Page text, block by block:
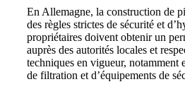
En Allemagne, la construction de
des règles strictes de sécurité et
propriétaires doivent obtenir un
auprès des autorités locales et
techniques en vigueur, notamment
de filtration et d’équipements de